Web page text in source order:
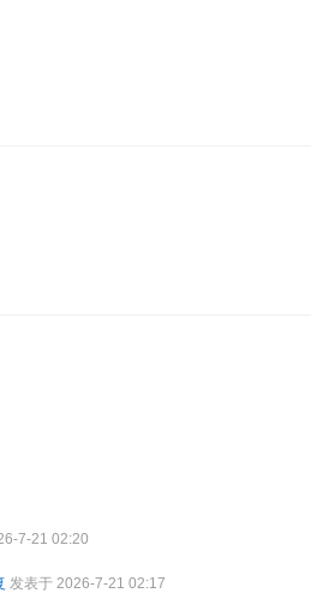
7-21 02:20
发表于 2026-7-21 02:17